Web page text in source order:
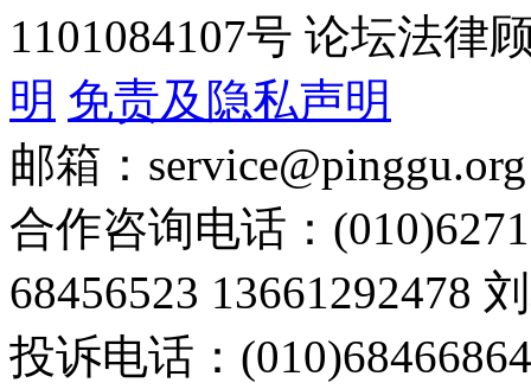
1101084107号 论坛法律
明 免责及隐私声明
邮箱：service@pinggu.org
合作咨询电话：
68456523 13661292478
投诉电话：